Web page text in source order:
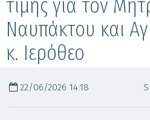
τιμής για τον
Ναυπάκτου και
κ. Ιερόθεο
22/06/2026 14:18